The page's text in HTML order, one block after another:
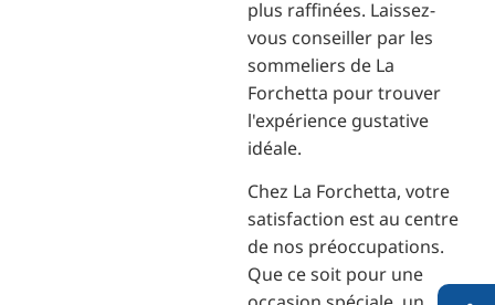
plus raffinées. Laissez-
vous conseiller par les
sommeliers de La
Forchetta pour trouver
l'expérience gustative
idéale.
Chez La Forchetta, votre
satisfaction est au centre
de nos préoccupations.
Que ce soit pour une